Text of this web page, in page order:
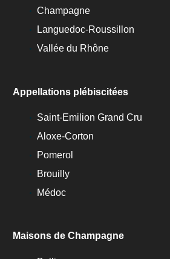
Champagne
Languedoc-Roussillon
Vallée du Rhône
Appellations plébiscitées
Saint-Emilion Grand Cru
Aloxe-Corton
Pomerol
Brouilly
Médoc
Maisons de Champagne